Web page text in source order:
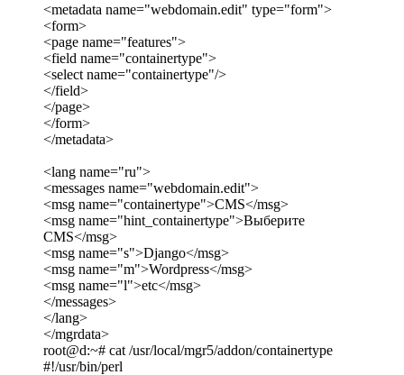
<metadata name="webdomain.edit" type="form">
<form>
<page name="features">
<field name="containertype">
<select name="containertype"/>
</field>
</page>
</form>
</metadata>
<lang name="ru">
<messages name="webdomain.edit">
<msg name="containertype">CMS</msg>
<msg name="hint_containertype">Выберите
CMS</msg>
<msg name="s">Django</msg>
<msg name="m">Wordpress</msg>
<msg name="l">etc</msg>
</messages>
</lang>
</mgrdata>
root@d:~# cat /usr/local/mgr5/addon/containertype
#!/usr/bin/perl